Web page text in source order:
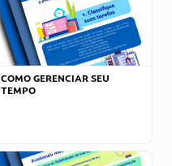
COMO GERENCIAR SEU
TEMPO